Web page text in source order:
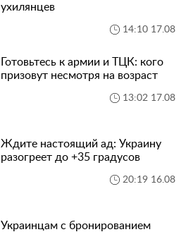
ухилянцев
14:10 17.08
Готовьтесь к армии и ТЦК: кого
призовут несмотря на возраст
13:02 17.08
Ждите настоящий ад: Украину
разогреет до +35 градусов
20:19 16.08
Украинцам с бронированием